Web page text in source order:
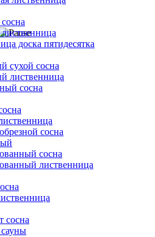
лиственница
доска пятидесятка
сухой сосна
лиственница
сосна
сосна
сосна
лиственница
сосна